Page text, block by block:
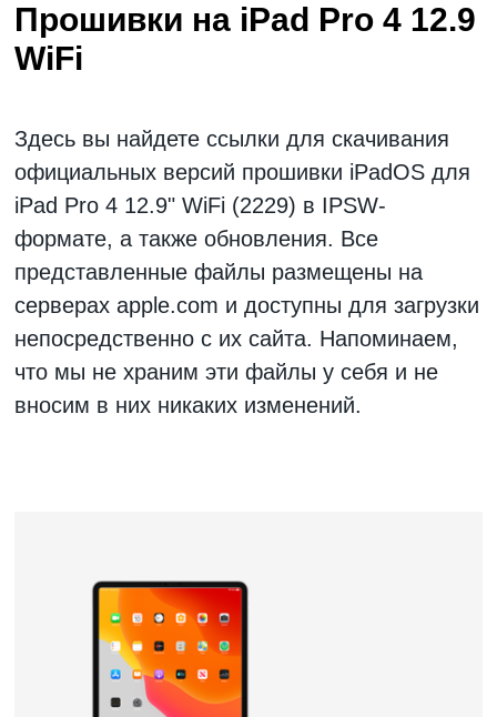
Прошивки на iPad Pro 4 12.9
WiFi
Здесь вы найдете ссылки для скачивания
официальных версий прошивки iPadOS для
iPad Pro 4 12.9" WiFi (2229) в IPSW-
формате, а также обновления. Все
представленные файлы размещены на
серверах apple.com и доступны для загрузки
непосредственно с их сайта. Напоминаем,
что мы не храним эти файлы у себя и не
вносим в них никаких изменений.